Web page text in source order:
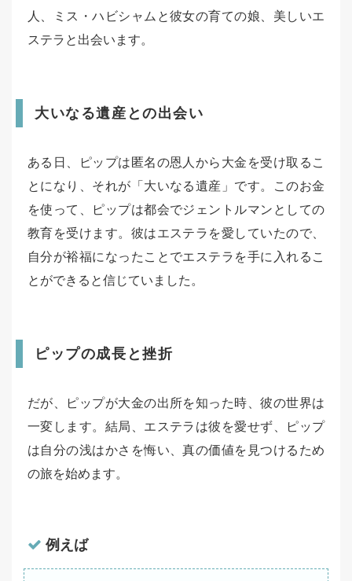
人、ミス・ハビシャムと彼女の育ての娘、美しいエ
ステラと出会います。
大いなる遺産との出会い
ある日、ピップは匿名の恩人から大金を受け取るこ
とになり、それが「大いなる遺産」です。このお金
を使って、ピップは都会でジェントルマンとしての
教育を受けます。彼はエステラを愛していたので、
自分が裕福になったことでエステラを手に入れるこ
とができると信じていました。
ピップの成長と挫折
だが、ピップが大金の出所を知った時、彼の世界は
一変します。結局、エステラは彼を愛せず、ピップ
は自分の浅はかさを悔い、真の価値を見つけるため
の旅を始めます。
例えば